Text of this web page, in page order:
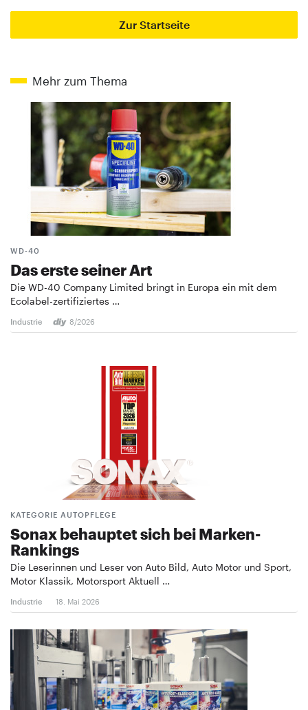
Zur Startseite
Mehr zum Thema
WD-40
Das erste seiner Art
Die WD-40 Company Limited bringt in Europa ein mit dem
Ecolabel-zertifiziertes …
Industrie 8/2026
KATEGORIE AUTOPFLEGE
Sonax behauptet sich bei Marken-
Rankings
Die Leserinnen und Leser von Auto Bild, Auto Motor und Sport,
Motor Klassik, Motorsport Aktuell …
Industrie 18. Mai 2026